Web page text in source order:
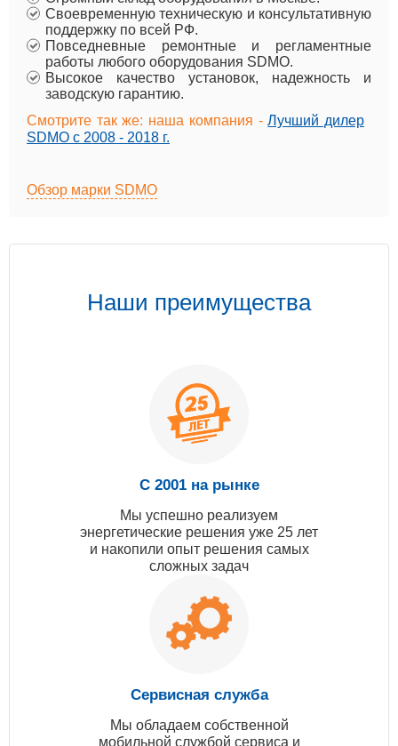
Своевременную техническую и консультативную
поддержку по всей РФ.
Повседневные ремонтные и регламентные
работы любого оборудования SDMO.
Высокое качество установок, надежность и
заводскую гарантию.
Смотрите так же: наша компания -Лучший дилер
SDMO с 2008 - 2018 г.
Обзор марки SDMO
Наши преимущества
С 2001 на рынке
Мы успешно реализуем
энергетические решения уже 25 лет
и накопили опыт решения самых
сложных задач
Сервисная служба
Мы обладаем собственной
мобильной службой сервиса и